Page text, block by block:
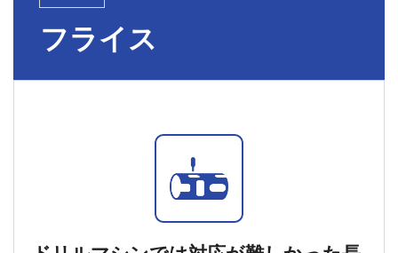
フライス